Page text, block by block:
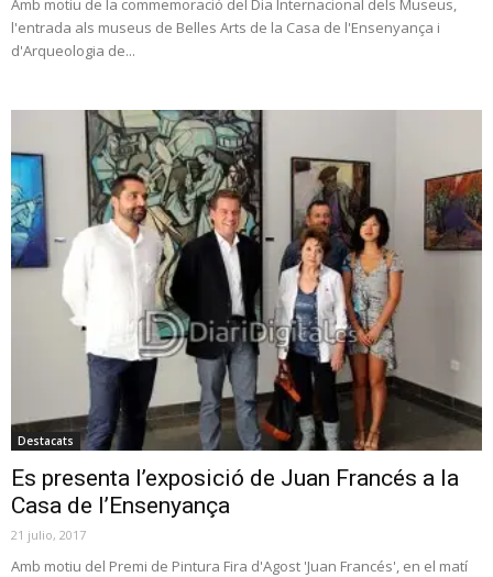
l'entrada als museus de Belles Arts de la Casa de l'Ensenyança i
d'Arqueologia de...
Destacats
Es presenta l’exposició de Juan Francés a la
Casa de l’Ensenyança
21 julio, 2017
Amb motiu del Premi de Pintura Fira d'Agost 'Juan Francés', en el matí